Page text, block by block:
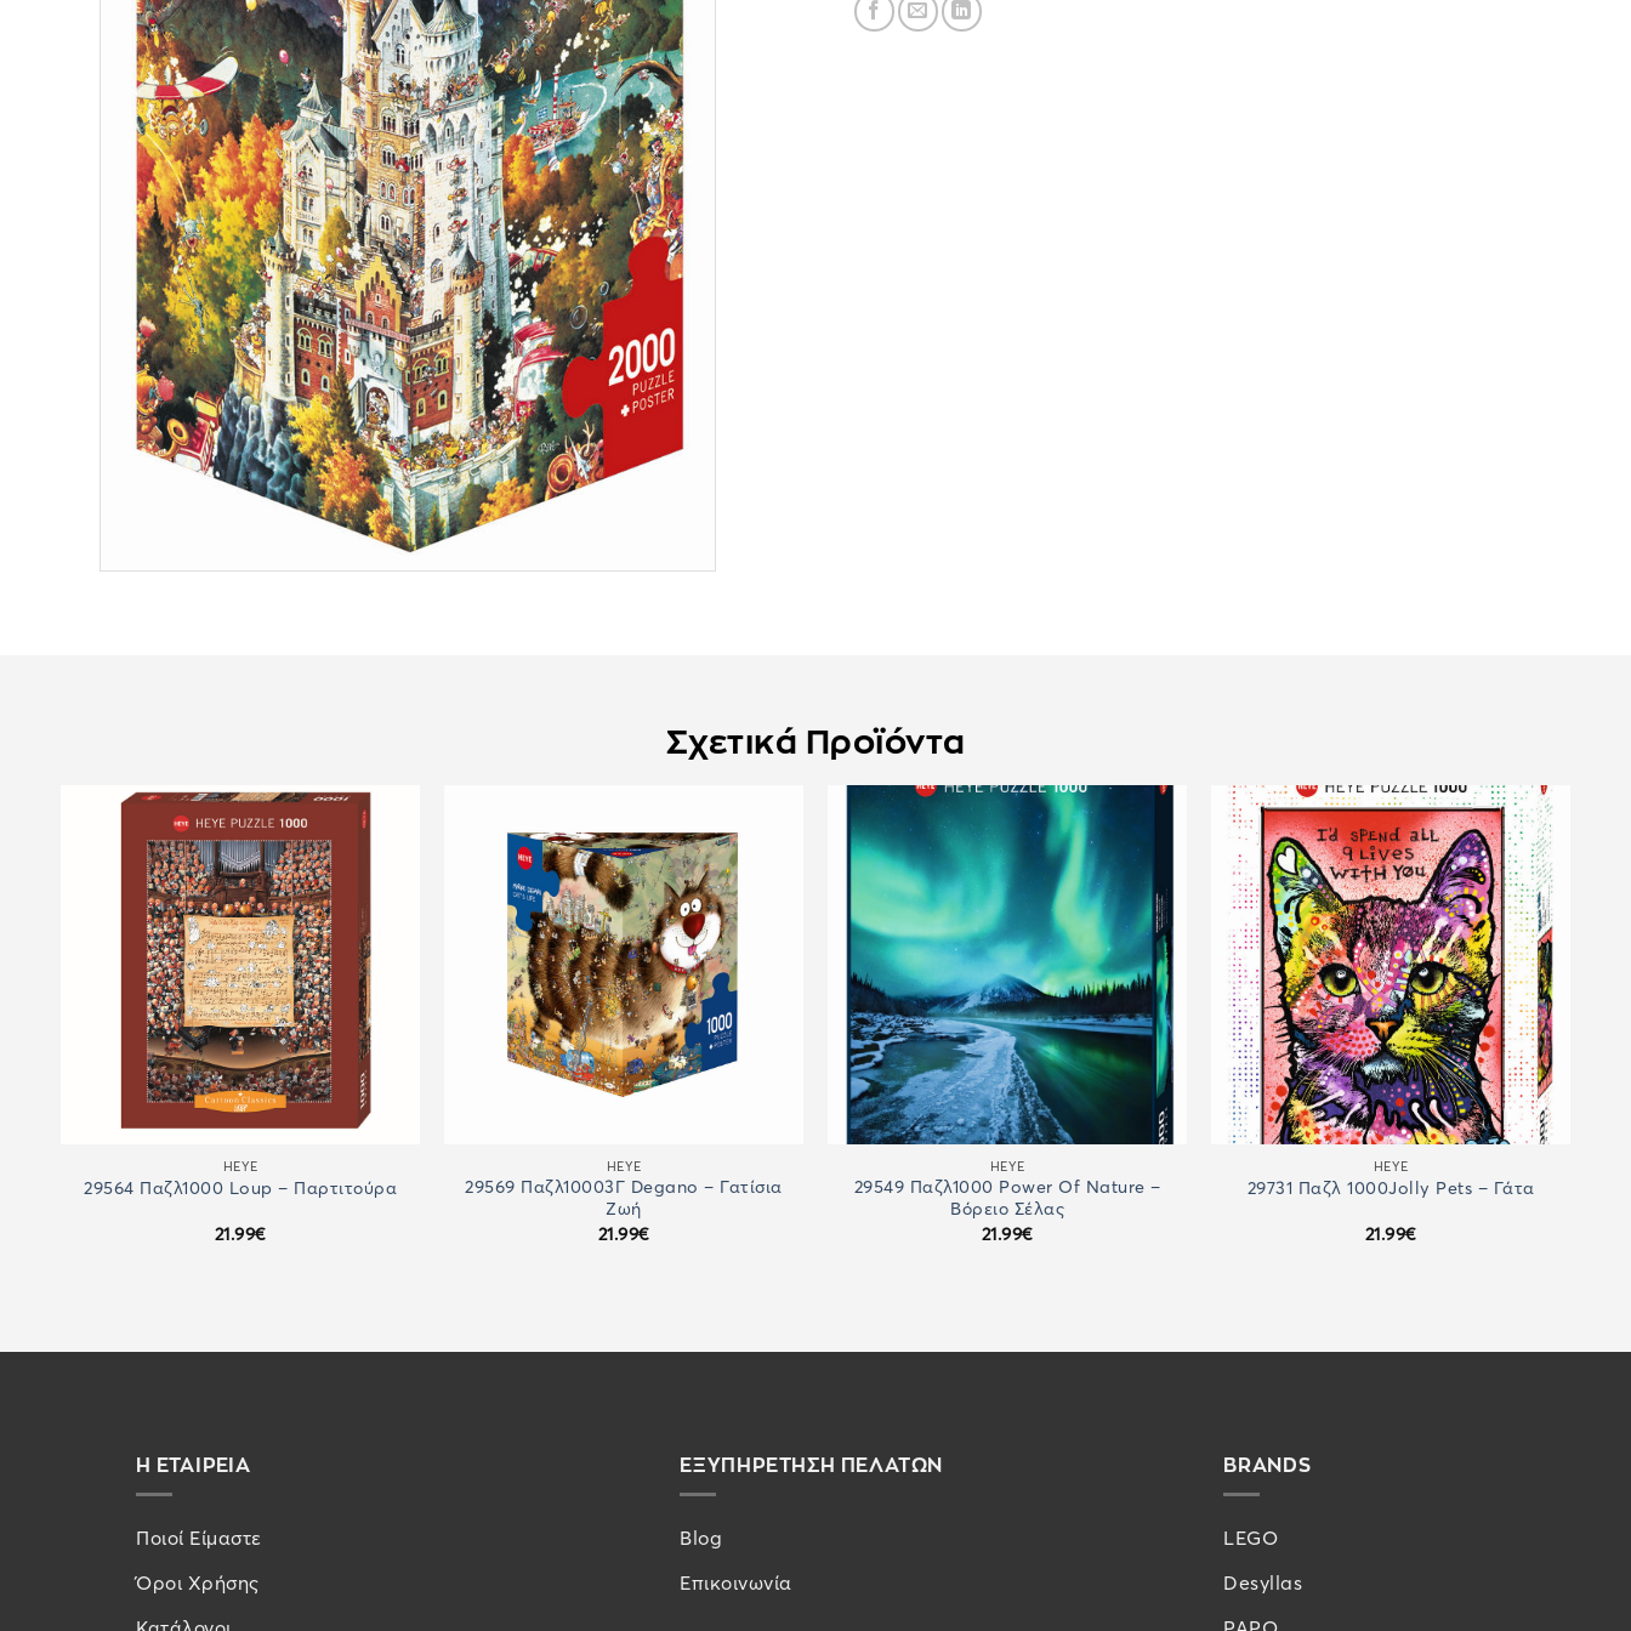
Σχετικά Προϊόντα
HEYE
29564 Παζλ1000 Loup – Παρτιτούρα
21.99€
HEYE
29569 Παζλ10003Γ Degano – Γατίσια
Ζωή
21.99€
HEYE
29549 Παζλ1000 Power Of Nature –
Βόρειο Σέλας
21.99€
HEYE
29731 Παζλ 1000Jolly Pets – Γάτα
21.99€
Η ΕΤΑΙΡΕΙΑ
Ποιοί Είμαστε
Όροι Χρήσης
ΕΞΥΠΗΡΕΤΗΣΗ ΠΕΛΑΤΩΝ
Blog
Επικοινωνία
BRANDS
LEGO
Desyllas